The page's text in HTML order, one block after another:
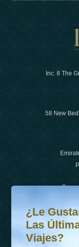
Inc. 8 The
58 New
¿Le gustaría
Suscríbete a
¿Le
Las
Viajes?